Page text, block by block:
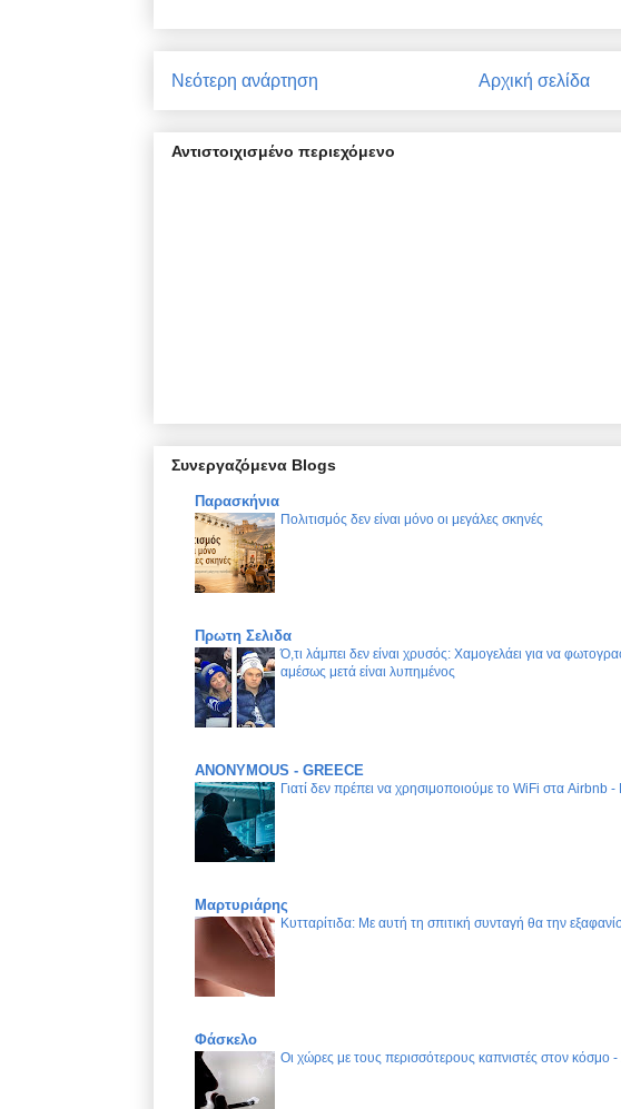
Νεότερη ανάρτηση Αρχική σελίδα
Αντιστοιχισμένο περιεχόμενο
Συνεργαζόμενα Blogs
Παρασκήνια
Πολιτισμός δεν είναι μόνο οι μεγάλες σκηνές
Πρωτη Σελιδα
Ό,τι λάμπει δεν είναι χρυσός: Χαμογελάει για να
αμέσως μετά είναι λυπημένος
ANONYMOUS - GREECE
Γιατί δεν πρέπει να χρησιμοποιούμε το WiFi στα Airbnb
Μαρτυριάρης
Κυτταρίτιδα: Με αυτή τη σπιτική συνταγή θα την
Φάσκελο
Οι χώρες με τους περισσότερους καπνιστές στον κόσμο